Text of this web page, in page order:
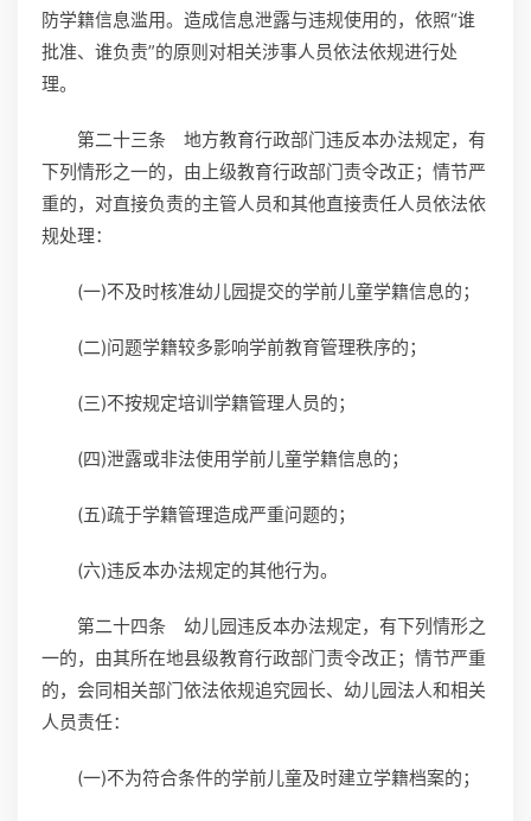
防学籍信息滥用。造成信息泄露与违规使用的，依照“谁
批准、谁负责”的原则对相关涉事人员依法依规进行处
理。
第二十三条 地方教育行政部门违反本办法规定，有
下列情形之一的，由上级教育行政部门责令改正；情节严
重的，对直接负责的主管人员和其他直接责任人员依法依
规处理：
(一)不及时核准幼儿园提交的学前儿童学籍信息的；
(二)问题学籍较多影响学前教育管理秩序的；
(三)不按规定培训学籍管理人员的；
(四)泄露或非法使用学前儿童学籍信息的；
(五)疏于学籍管理造成严重问题的；
(六)违反本办法规定的其他行为。
第二十四条 幼儿园违反本办法规定，有下列情形之
一的，由其所在地县级教育行政部门责令改正；情节严重
的，会同相关部门依法依规追究园长、幼儿园法人和相关
人员责任：
(一)不为符合条件的学前儿童及时建立学籍档案的；